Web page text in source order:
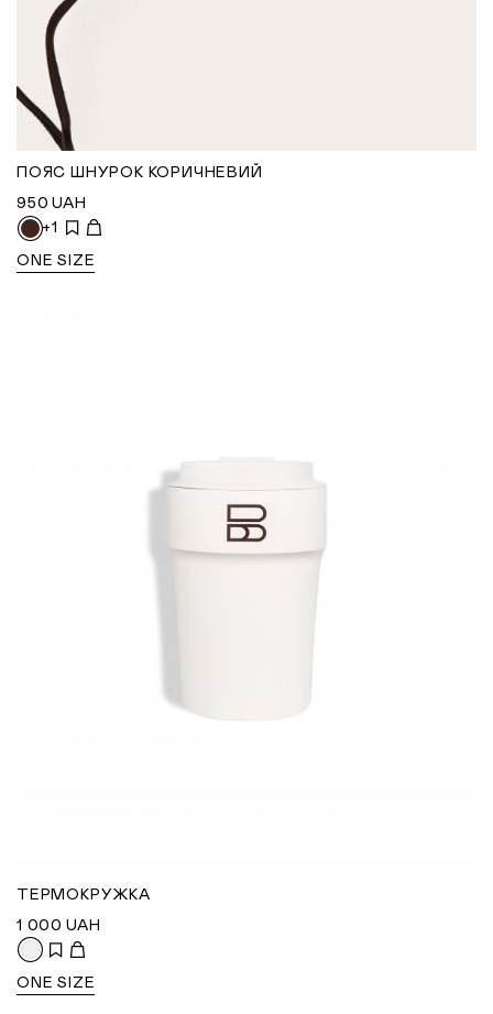
ПОЯС ШНУРОК КОРИЧНЕВИЙ
950 UAH
+1
ONE SIZE
ТЕРМОКРУЖКА
1 000 UAH
ONE SIZE